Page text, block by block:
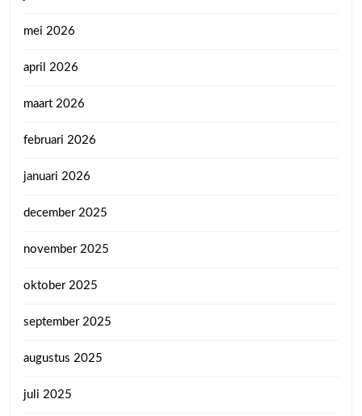
mei 2026
april 2026
maart 2026
februari 2026
januari 2026
december 2025
november 2025
oktober 2025
september 2025
augustus 2025
juli 2025